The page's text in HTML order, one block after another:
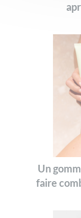
Un
faire